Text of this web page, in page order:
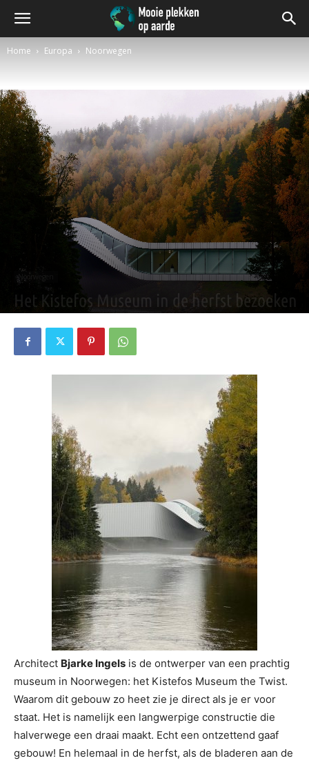
Home Europa Noorwegen
Noorwegen
Het Kistefos Museum in de herfst bezoeken
Architect Bjarke Ingels is de ontwerper van een prachtig
museum in Noorwegen: het Kistefos Museum the Twist.
Waarom dit gebouw zo heet zie je direct als je er voor
staat. Het is namelijk een langwerpige constructie die
halverwege een draai maakt. Echt een ontzettend gaaf
gebouw! En helemaal in de herfst, als de bladeren aan de